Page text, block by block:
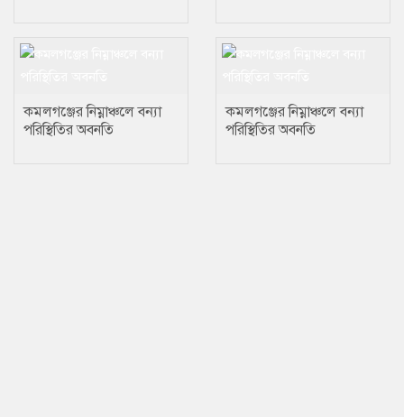
কমলগঞ্জের নিম্নাঞ্চলে বন্যা
পরিস্থিতির অবনতি
কমলগঞ্জের নিম্নাঞ্চলে বন্যা
পরিস্থিতির অবনতি